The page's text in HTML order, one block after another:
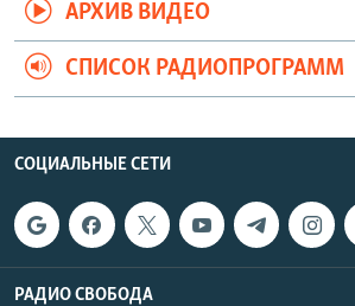
АРХИВ ВИДЕО
СПИСОК РАДИОПРОГРАММ
СОЦИАЛЬНЫЕ СЕТИ
РАДИО СВОБОДА